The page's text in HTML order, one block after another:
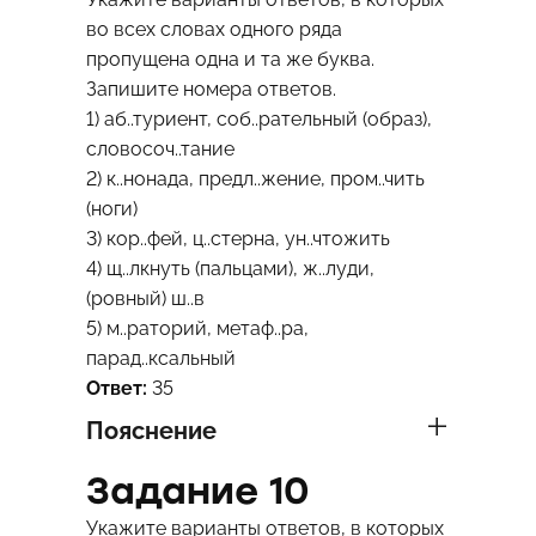
во всех словах одного ряда
пропущена одна и та же буква.
Запишите номера ответов.
1) аб..туриент, соб..рательный (образ),
словосоч..тание
2) к..нонада, предл..жение, пром..чить
(ноги)
3) кор..фей, ц..стерна, ун..чтожить
4) щ..лкнуть (пальцами), ж..луди,
(ровный) ш..в
5) м..раторий, метаф..ра,
парад..ксальный
Ответ: 35
Пояснение
Задание 10
Укажите варианты ответов, в которых